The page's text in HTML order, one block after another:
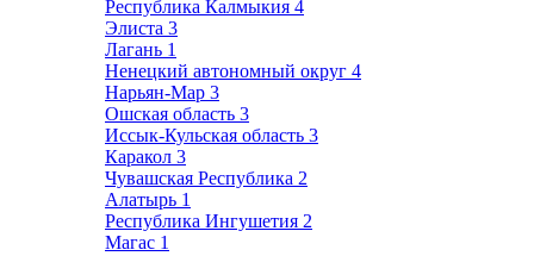
Республика Калмыкия 4
Элиста 3
Лагань 1
Ненецкий автономный округ 4
Нарьян-Мар 3
Ошская область 3
Иссык-Кульская область 3
Каракол 3
Чувашская Республика 2
Алатырь 1
Республика Ингушетия 2
Магас 1